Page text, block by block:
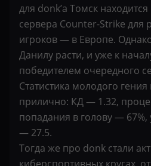
для donk’a Томск
сервера Counter-Strike для
игроков — в Европе.
Данилу расти, и уже к
победителем очередного
Статистика молодого
прилично: КД — 1.32,
попадания в голову — 67%,
— 27.5.
Тогда же про donk стали
киберспортивных кругах,